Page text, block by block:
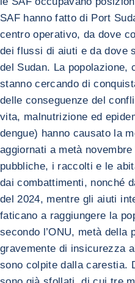
SAF hanno fatto di Port
centro operativo, da dove
dei flussi di aiuti e da dove
del Sudan. La popolazione,
stanno cercando di
delle conseguenze del
vita, malnutrizione ed
dengue) hanno causato la
aggiornati a metà
pubbliche, i raccolti e le
dai combattimenti, nonché
del 2024, mentre gli aiuti
faticano a raggiungere la
secondo l’ONU, metà della
gravemente di insicurezza
sono colpite dalla carestia.